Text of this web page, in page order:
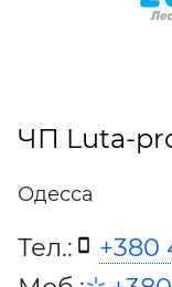
ЧП Luta-
Одесса
Тел.:
+380